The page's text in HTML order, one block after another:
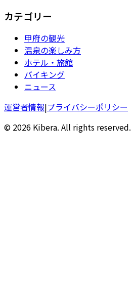
カテゴリー
甲府の観光
温泉の楽しみ方
ホテル・旅館
バイキング
ニュース
運営者情報|プライバシーポリシー
© 2026 Kibera. All rights reserved.